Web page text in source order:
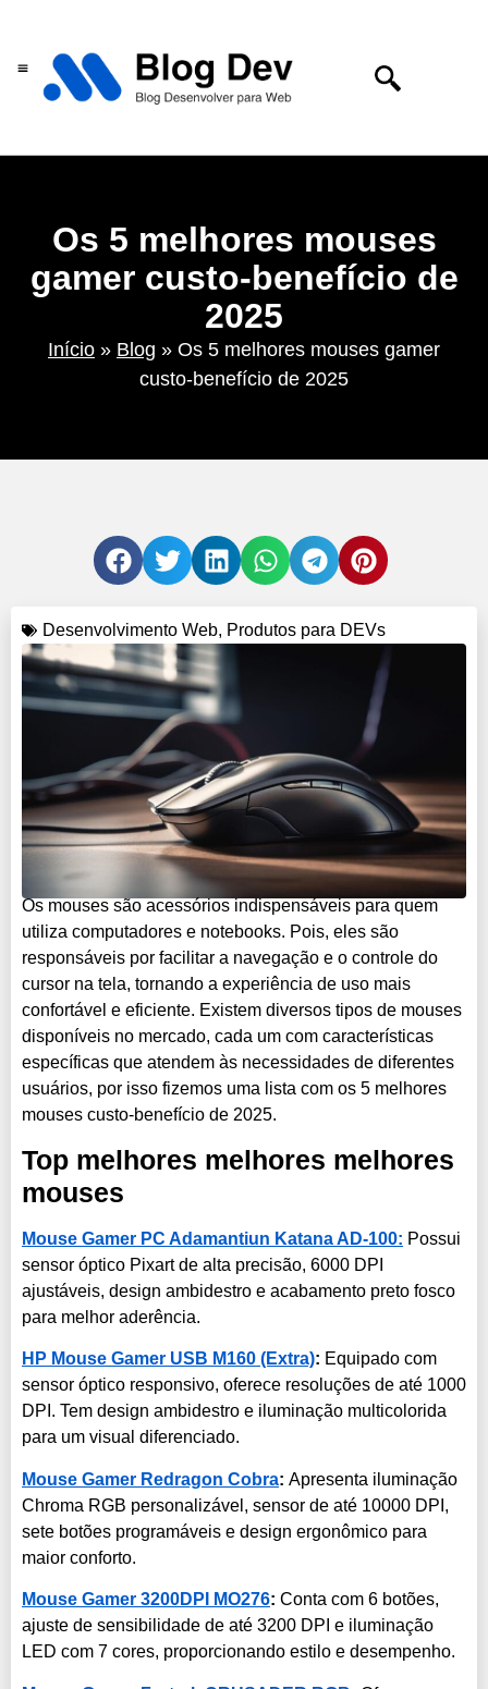
Os 5 melhores mouses
gamer custo-benefício de
2025
Início » Blog » Os 5 melhores mouses gamer
custo-benefício de 2025
Desenvolvimento Web, Produtos para DEVs
Os mouses são acessórios indispensáveis para quem
utiliza computadores e notebooks. Pois, eles são
responsáveis por facilitar a navegação e o controle do
cursor na tela, tornando a experiência de uso mais
confortável e eficiente. Existem diversos tipos de mouses
disponíveis no mercado, cada um com características
específicas que atendem às necessidades de diferentes
usuários, por isso fizemos uma lista com os 5 melhores
mouses custo-benefício de 2025.
Top melhores melhores melhores
mouses
Mouse Gamer PC Adamantiun Katana AD-100: Possui
sensor óptico Pixart de alta precisão, 6000 DPI
ajustáveis, design ambidestro e acabamento preto fosco
para melhor aderência.
HP Mouse Gamer USB M160 (Extra): Equipado com
sensor óptico responsivo, oferece resoluções de até 1000
DPI. Tem design ambidestro e iluminação multicolorida
para um visual diferenciado.
Mouse Gamer Redragon Cobra: Apresenta iluminação
Chroma RGB personalizável, sensor de até 10000 DPI,
sete botões programáveis e design ergonômico para
maior conforto.
Mouse Gamer 3200DPI MO276: Conta com 6 botões,
ajuste de sensibilidade de até 3200 DPI e iluminação
LED com 7 cores, proporcionando estilo e desempenho.